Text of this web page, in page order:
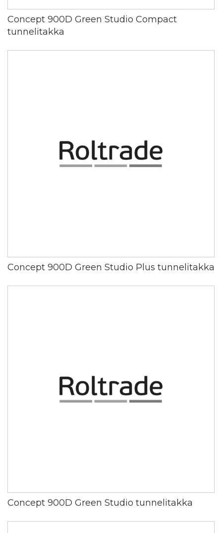
Concept 900D Green Studio Compact
tunnelitakka
Concept 900D Green Studio Plus tunnelitakka
Concept 900D Green Studio tunnelitakka